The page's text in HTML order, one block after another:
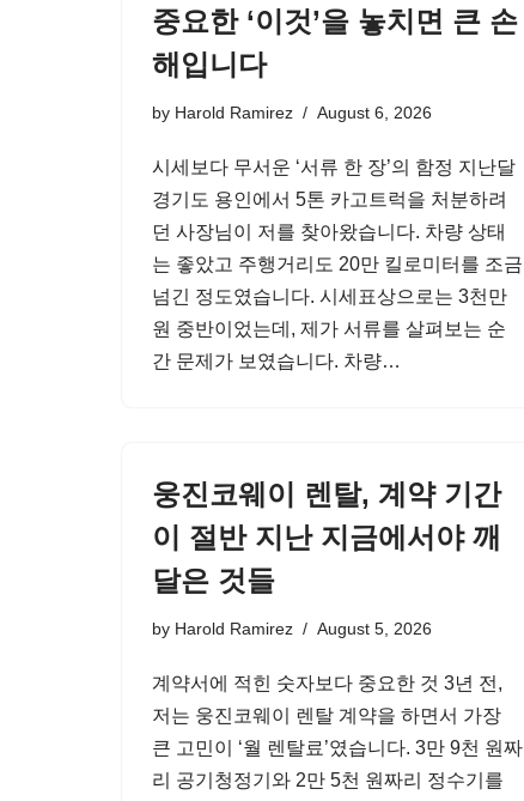
중요한 ‘이것’을 놓치면 큰 손
해입니다
by Harold Ramirez August 6, 2026
시세보다 무서운 ‘서류 한 장’의 함정 지난달
경기도 용인에서 5톤 카고트럭을 처분하려
던 사장님이 저를 찾아왔습니다. 차량 상태
는 좋았고 주행거리도 20만 킬로미터를 조금
넘긴 정도였습니다. 시세표상으로는 3천만
원 중반이었는데, 제가 서류를 살펴보는 순
간 문제가 보였습니다. 차량…
웅진코웨이 렌탈, 계약 기간
이 절반 지난 지금에서야 깨
달은 것들
by Harold Ramirez August 5, 2026
계약서에 적힌 숫자보다 중요한 것 3년 전,
저는 웅진코웨이 렌탈 계약을 하면서 가장
큰 고민이 ‘월 렌탈료’였습니다. 3만 9천 원짜
리 공기청정기와 2만 5천 원짜리 정수기를